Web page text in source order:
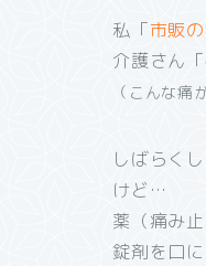
私「市販
介護さん「
（こんな痛
しばらく
けど…
薬（痛み
錠剤を口